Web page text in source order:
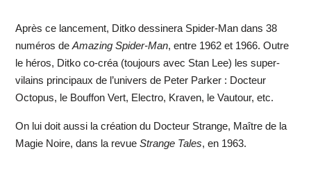
Après ce lancement, Ditko dessinera Spider-Man dans 38
numéros de Amazing Spider-Man, entre 1962 et 1966. Outre
le héros, Ditko co-créa (toujours avec Stan Lee) les super-
vilains principaux de l’univers de Peter Parker : Docteur
Octopus, le Bouffon Vert, Electro, Kraven, le Vautour, etc.
On lui doit aussi la création du Docteur Strange, Maître de la
Magie Noire, dans la revue Strange Tales, en 1963.